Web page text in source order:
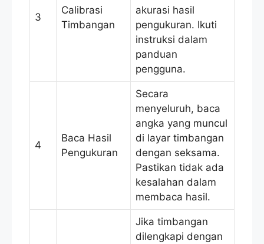
3
Calibrasi
Timbangan
akurasi hasil
pengukuran. Ikuti
instruksi dalam
panduan
pengguna.
4
Baca Hasil
Pengukuran
Secara
menyeluruh, baca
angka yang muncul
di layar timbangan
dengan seksama.
Pastikan tidak ada
kesalahan dalam
membaca hasil.
Jika timbangan
dilengkapi dengan